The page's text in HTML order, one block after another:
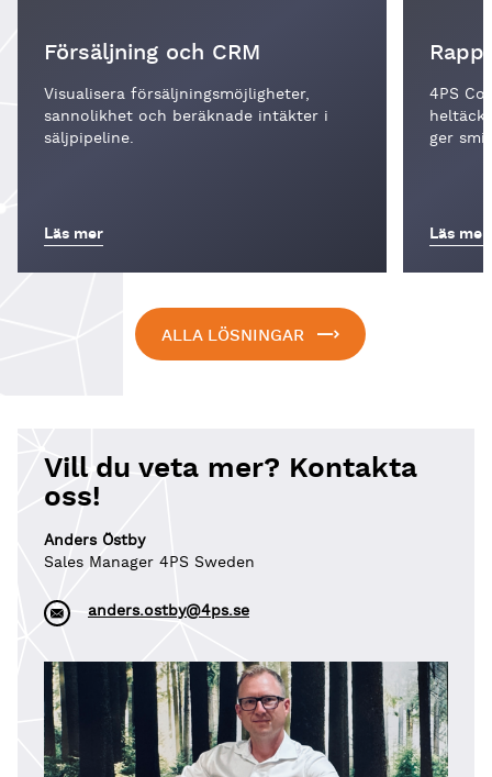
Försäljning och CRM
Visualisera försäljningsmöjligheter,
sannolikhet och beräknade intäkter i
säljpipeline.
Läs mer
4PS
ger
Läs mer
ALLA LÖSNINGAR
Vill du veta mer? Kontakta
oss!
Anders Östby
Sales Manager 4PS Sweden
anders.ostby@4ps.se